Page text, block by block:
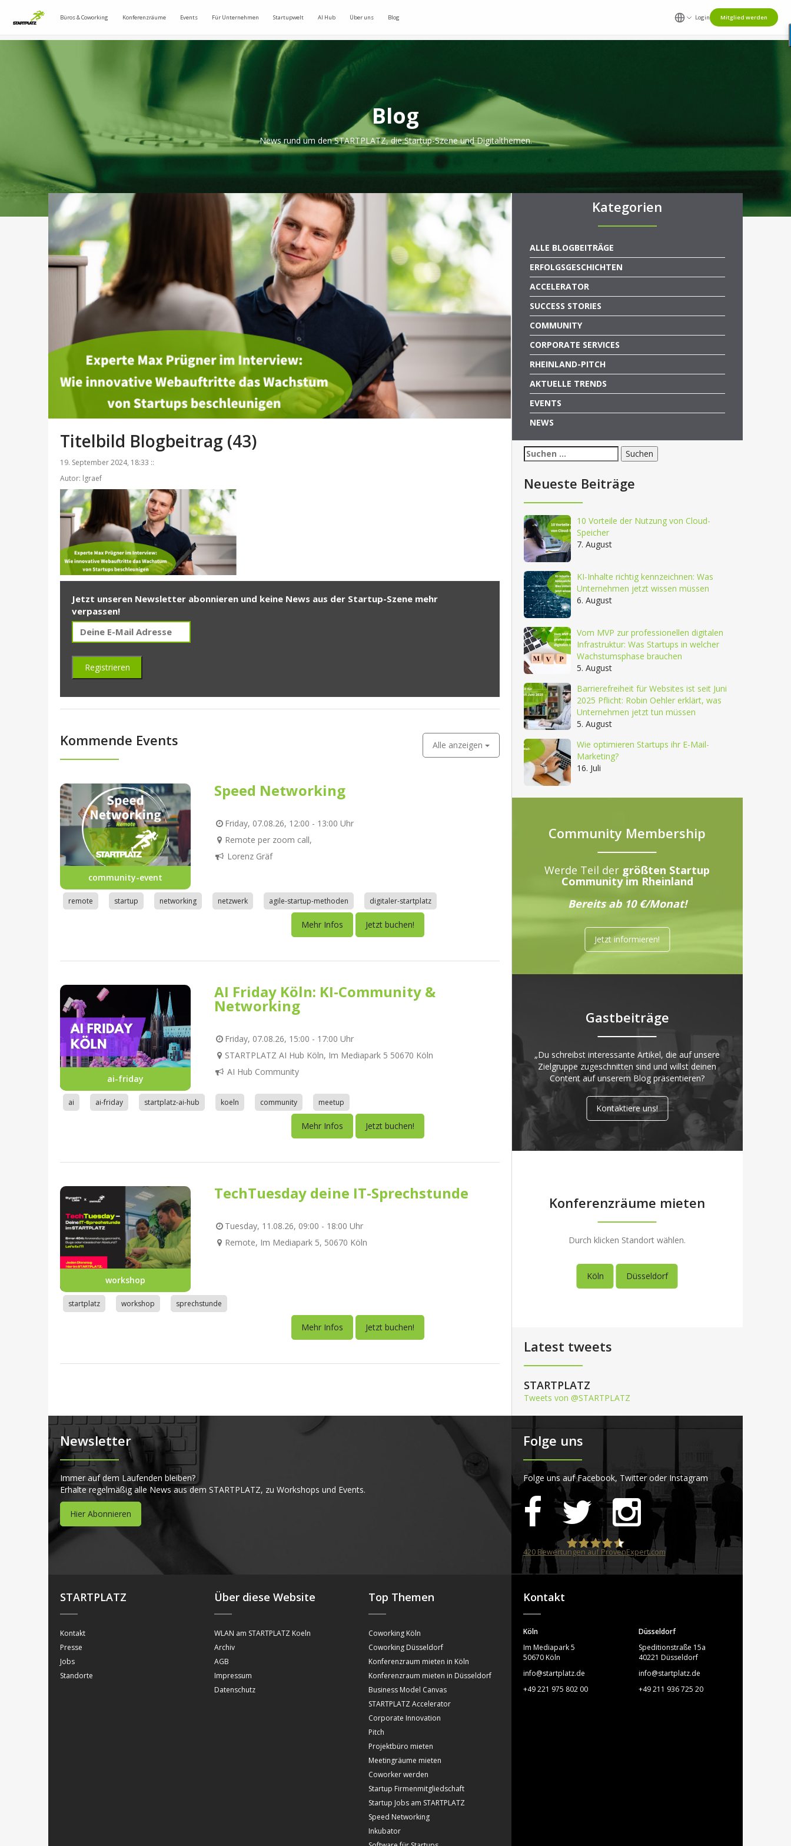
Büros & Coworking Konferenzräume Events Für Unternehmen Startupwelt AI Hub Über uns Blog Login Mitglied werden
Blog
News rund um den STARTPLATZ, die Startup-Szene und Digitalthemen.
Titelbild Blogbeitrag (43)
19. September 2024, 18:33 ::
Autor: lgraef
Jetzt unseren Newsletter abonnieren und keine News aus der Startup-Szene mehr
verpassen!
Kommende Events Alle anzeigen
community-event
Speed Networking
Friday, 07.08.26, 12:00 - 13:00 Uhr
Remote per zoom call,
Lorenz Gräf
remote startup networking netzwerk agile-startup-methoden digitaler-startplatz
Mehr Infos Jetzt buchen!
ai-friday
AI Friday Köln: KI-Community &
Networking
Friday, 07.08.26, 15:00 - 17:00 Uhr
STARTPLATZ AI Hub Köln, Im Mediapark 5 50670 Köln
AI Hub Community
ai ai-friday startplatz-ai-hub koeln community meetup
Mehr Infos Jetzt buchen!
workshop
TechTuesday deine IT-Sprechstunde
Tuesday, 11.08.26, 09:00 - 18:00 Uhr
Remote, Im Mediapark 5, 50670 Köln
startplatz workshop sprechstunde
Mehr Infos Jetzt buchen!
Kategorien
ALLE BLOGBEITRÄGE
ERFOLGSGESCHICHTEN
ACCELERATOR
SUCCESS STORIES
COMMUNITY
CORPORATE SERVICES
RHEINLAND-PITCH
AKTUELLE TRENDS
EVENTS
NEWS
Suchen
nach:
Neueste Beiträge
10 Vorteile der Nutzung von Cloud-
Speicher
7. August
KI-Inhalte richtig kennzeichnen: Was
Unternehmen jetzt wissen müssen
6. August
Vom MVP zur professionellen digitalen
Infrastruktur: Was Startups in welcher
Wachstumsphase brauchen
5. August
Barrierefreiheit für Websites ist seit Juni
2025 Pflicht: Robin Oehler erklärt, was
Unternehmen jetzt tun müssen
5. August
Wie optimieren Startups ihr E-Mail-
Marketing?
16. Juli
Community Membership
Werde Teil der größten Startup
Community im Rheinland
Bereits ab 10 €/Monat!
Jetzt informieren!
Gastbeiträge
„Du schreibst interessante Artikel, die auf unsere
Zielgruppe zugeschnitten sind und willst deinen
Content auf unserem Blog präsentieren?
Kontaktiere uns!
Konferenzräume mieten
Durch klicken Standort wählen.
Köln Düsseldorf
Latest tweets
STARTPLATZ
Tweets von @STARTPLATZ
Newsletter
Immer auf dem Laufenden bleiben?
Erhalte regelmäßig alle News aus dem STARTPLATZ, zu Workshops und Events.
Hier Abonnieren
Folge uns
Folge uns auf Facebook, Twitter oder Instagram
STARTPLATZ
420Bewertungen auf ProvenExpert.com
STARTPLATZ
Kontakt
Presse
Jobs
Standorte
Über diese Website
WLAN am STARTPLATZ Koeln
Archiv
AGB
Impressum
Datenschutz
Top Themen
Coworking Köln
Coworking Düsseldorf
Konferenzraum mieten in Köln
Konferenzraum mieten in Düsseldorf
Business Model Canvas
STARTPLATZ Accelerator
Corporate Innovation
Pitch
Projektbüro mieten
Meetingräume mieten
Coworker werden
Startup Firmenmitgliedschaft
Startup Jobs am STARTPLATZ
Speed Networking
Inkubator
Kontakt
Köln
Im Mediapark 5
50670 Köln
info@startplatz.de
+49 221 975 802 00
Düsseldorf
Speditionstraße 15a
40221 Düsseldorf
info@startplatz.de
+49 211 936 725 20